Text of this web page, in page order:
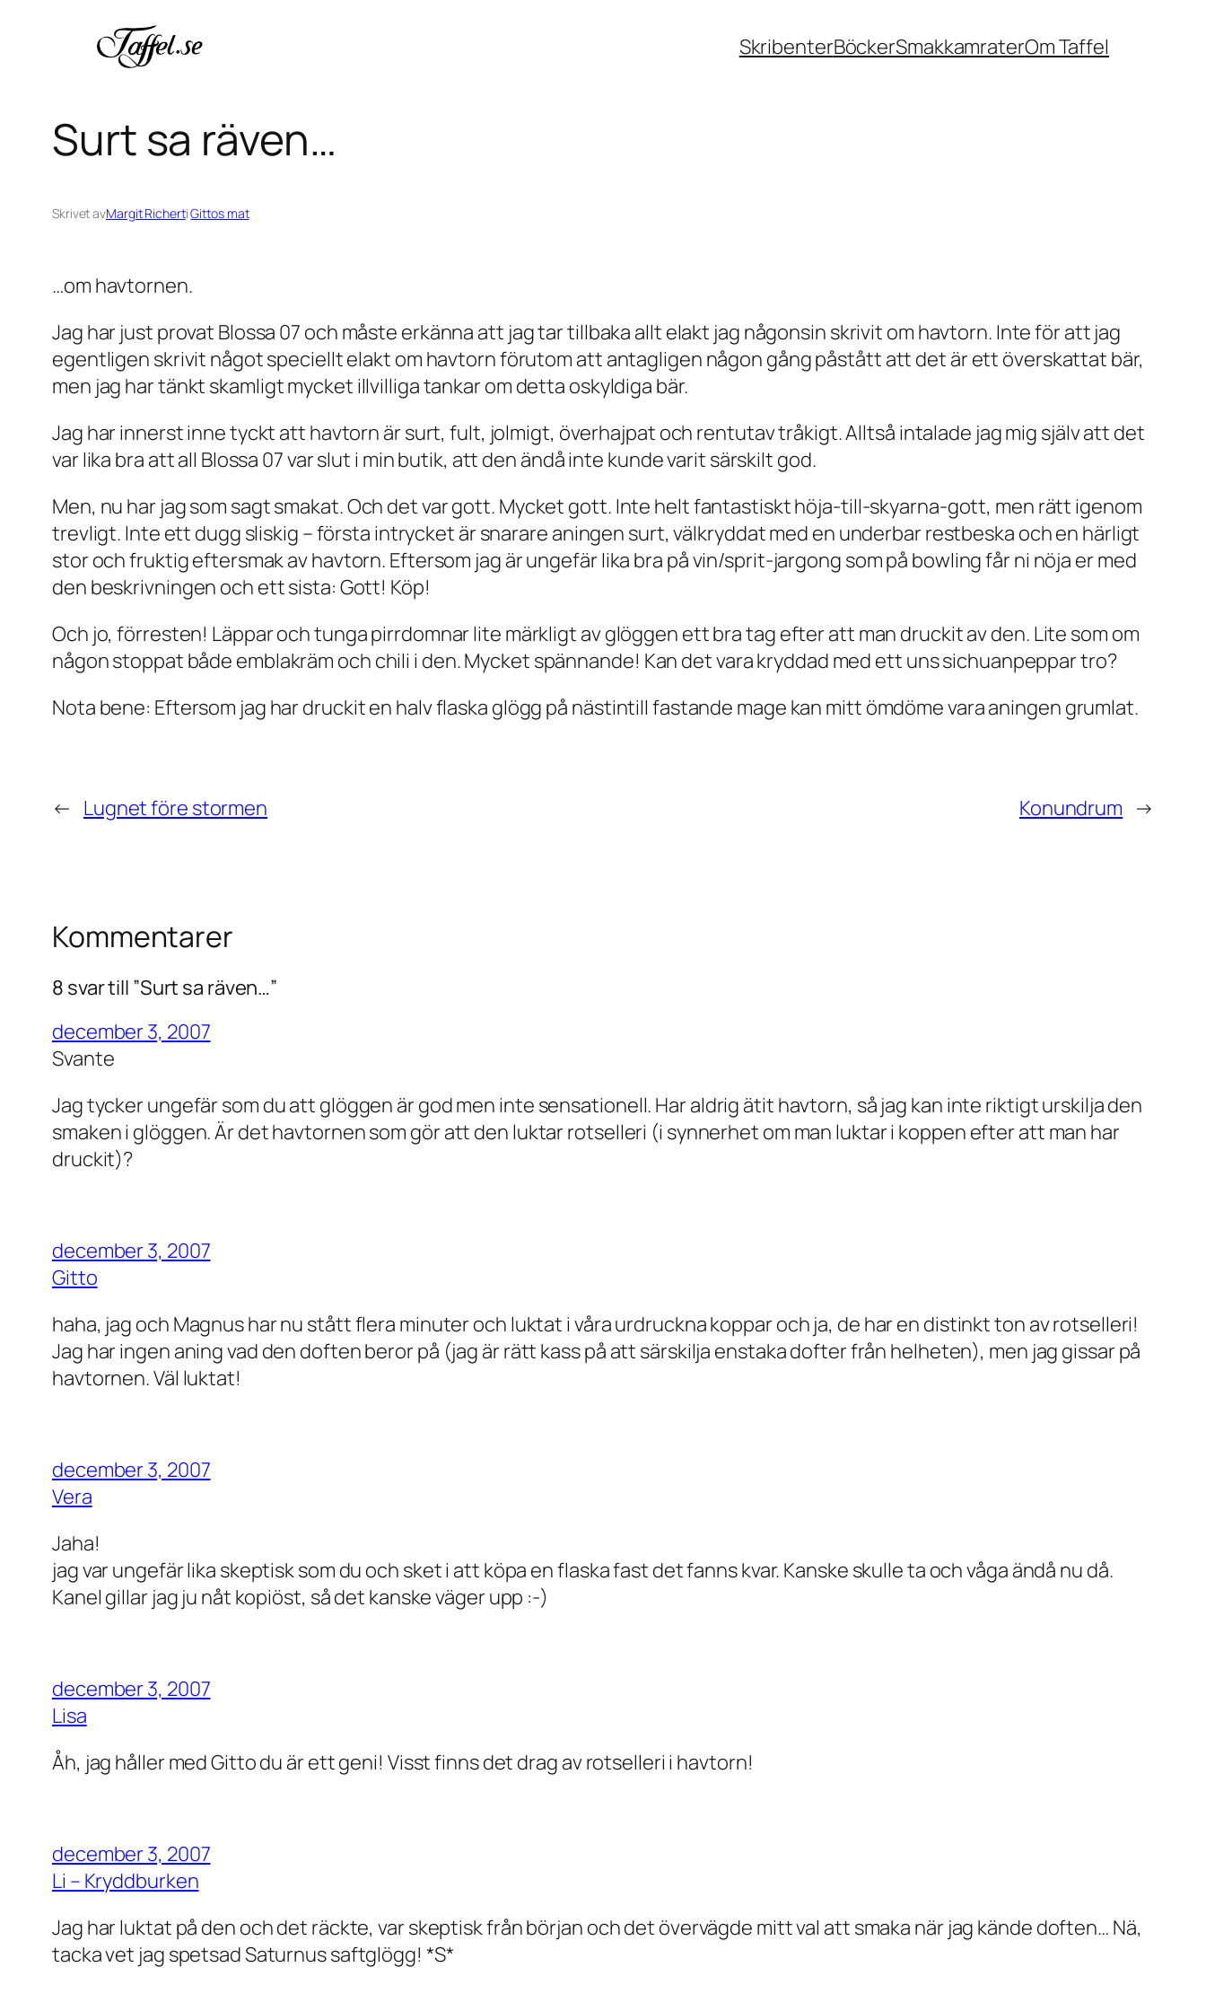
SkribenterBöckerSmakkamraterOm Taffel
Surt sa räven…
Skrivet avMargit RichertiGittos mat
…om havtornen.
Jag har just provat Blossa 07 och måste erkänna att jag tar tillbaka allt elakt jag någonsin skrivit om havtorn. Inte för att jag
egentligen skrivit något speciellt elakt om havtorn förutom att antagligen någon gång påstått att det är ett överskattat bär,
men jag hartänkt skamligt mycket illvilliga tankar om detta oskyldiga bär.
Jag har innerst inne tyckt att havtorn är surt, fult, jolmigt, överhajpat och rentutav tråkigt. Alltså intalade jag mig själv att det
var lika bra att all Blossa 07 var slut i min butik, att den ändå inte kunde varit särskilt god.
Men, nu har jag som sagt smakat. Och det var gott. Mycket gott. Inte helt fantastiskt höja-till-skyarna-gott, men rätt igenom
trevligt. Inte ett dugg sliskig – första intrycket är snarare aningen surt, välkryddat med en underbar restbeska och en härligt
stor och fruktig eftersmak av havtorn. Eftersom jag är ungefär lika bra på vin/sprit-jargong som på bowling får ni nöja er med
den beskrivningen och ett sista: Gott! Köp!
Och jo, förresten! Läppar och tunga pirrdomnar lite märkligt av glöggen ett bra tag efter att man druckit av den. Lite som om
någon stoppat både emblakräm och chili i den. Mycket spännande! Kan det vara kryddad med ett uns sichuanpeppar tro?
Nota bene: Eftersom jag har druckit en halv flaska glögg på nästintill fastande mage kan mitt ömdöme vara aningen grumlat.
← Lugnet före stormen Konundrum →
Kommentarer
8 svar till ”Surt sa räven…”
december 3, 2007
Svante
Jag tycker ungefär som du att glöggen är god men inte sensationell. Har aldrig ätit havtorn, så jag kan inte riktigt urskilja den
smaken i glöggen. Är det havtornen som gör att den luktar rotselleri (i synnerhet om man luktar i koppen efter att man har
druckit)?
december 3, 2007
Gitto
haha, jag och Magnus har nu stått flera minuter och luktat i våra urdruckna koppar och ja, de har en distinkt ton av rotselleri!
Jag har ingen aning vad den doften beror på (jag är rätt kass på att särskilja enstaka dofter från helheten), men jag gissar på
havtornen. Väl luktat!
december 3, 2007
Vera
Jaha!
jag var ungefär lika skeptisk som du och sket i att köpa en flaska fast det fanns kvar. Kanske skulle ta och våga ändå nu då.
Kanel gillar jag ju nåt kopiöst, så det kanske väger upp :-)
december 3, 2007
Lisa
Åh, jag håller med Gitto du är ett geni! Visst finns det drag av rotselleri i havtorn!
december 3, 2007
Li – Kryddburken
Jag har luktat på den och det räckte, var skeptisk från början och det övervägde mitt val att smaka när jag kände doften… Nä,
tacka vet jag spetsad Saturnus saftglögg! *S*